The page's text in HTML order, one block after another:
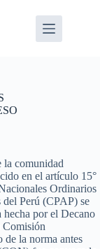
la comunidad
en el artículo 15°
Ordinarios
Perú (CPAP) se
hecha por el Decano
Comisión
la norma antes